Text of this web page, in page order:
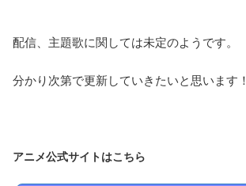
配信、主題歌に関しては未定のようです。
分かり次第で更新していきたいと思います！
アニメ公式サイトはこちら